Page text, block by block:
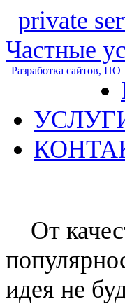
private
Частные
Разработка сайтов, ПО
От
идея не